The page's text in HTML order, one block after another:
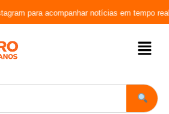
para acompanhar notícias em tempo real